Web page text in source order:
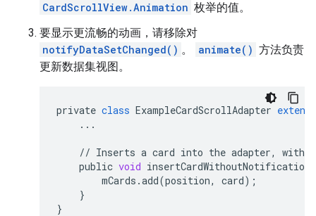
CardScrollView.Animation 枚举的值。
要显示更流畅的动画，请移除对
notifyDataSetChanged() 。 animate() 方法负责
更新数据集视图。
private class ExampleCardScrollAdapter extends
...
// Inserts a card into the adapter,
public void insertCardWithoutNotification
mCards .add(position, card);
}
}